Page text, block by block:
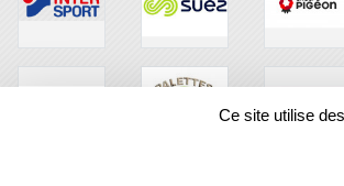
Ce site utilise